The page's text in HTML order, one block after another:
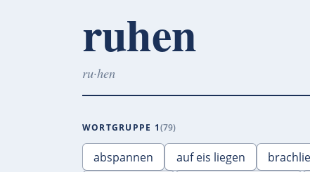
ruhen
ru·hen
WORTGRUPPE 1 79
abspannen auf eis liegen